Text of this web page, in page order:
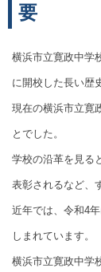
要
横浜市立寛政中学
に開校した長い歴
現在の横浜市立寛
とでした。
学校の沿革を見る
表彰されるなど、
近年では、令和4
しまれています。
横浜市立寛政中学